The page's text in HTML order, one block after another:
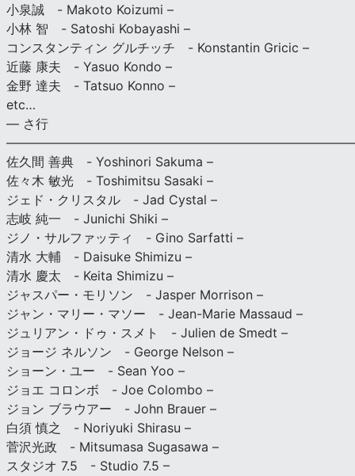
小泉誠 - Makoto Koizumi –
小林 智 - Satoshi Kobayashi –
コンスタンティン グルチッチ - Konstantin Gricic –
近藤 康夫 - Yasuo Kondo –
金野 達夫 - Tatsuo Konno –
etc…
— さ行
佐久間 善典 - Yoshinori Sakuma –
佐々木 敏光 - Toshimitsu Sasaki –
ジェド・クリスタル - Jad Cystal –
志岐 純一 - Junichi Shiki –
ジノ・サルファッティ - Gino Sarfatti –
清水 大輔 - Daisuke Shimizu –
清水 慶太 - Keita Shimizu –
ジャスパー・モリソン - Jasper Morrison –
ジャン・マリー・マソー - Jean-Marie Massaud –
ジュリアン・ドゥ・スメト - Julien de Smedt –
ジョージ ネルソン - George Nelson –
ショーン・ユー - Sean Yoo –
ジョエ コロンボ - Joe Colombo –
ジョン ブラウアー - John Brauer –
白須 慎之 - Noriyuki Shirasu –
菅沢光政 - Mitsumasa Sugasawa –
スタジオ 7.5 - Studio 7.5 –